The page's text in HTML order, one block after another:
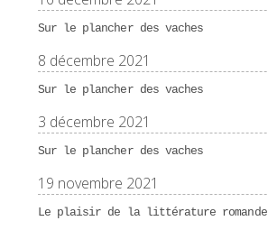
Sur le plancher des vaches
8 décembre 2021
Sur le plancher des vaches
3 décembre 2021
Sur le plancher des vaches
19 novembre 2021
Le plaisir de la littérature romande